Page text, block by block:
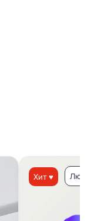
Хит ♥ Люкс